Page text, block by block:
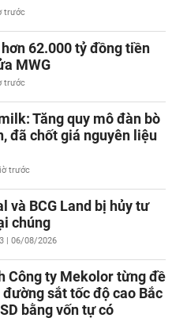
trước
62.000 tỷ đồng tiền
MWG
trước
Tăng quy mô đàn bò
đã chốt giá nguyên liệu
trước
và BCG Land bị hủy tư
chúng
| 06/08/2026
Công ty Mekolor từng đề
sắt tốc độ cao Bắc
bằng vốn tự có